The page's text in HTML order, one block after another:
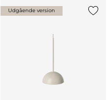
Udgående version